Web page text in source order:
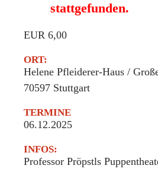
stattgefunden.
EUR 6,00
ORT:
Helene Pfleiderer-Haus /
70597 Stuttgart
TERMINE
06.12.2025
INFOS:
Professor Pröpstls